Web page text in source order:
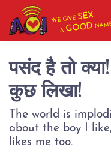
WE GIVESEX
AGOOD
पसंद है तो
कुछ लिखा!
The world is
about the boy I
likes me too.